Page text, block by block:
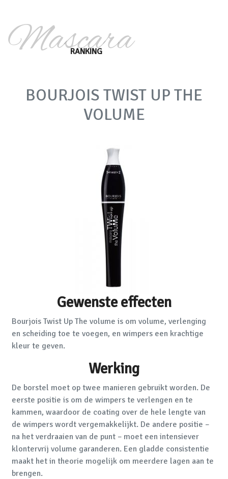
Mascara
RANKING
BOURJOIS TWIST UP THE
VOLUME
Gewenste effecten
Bourjois Twist Up The volume is om volume, verlenging
en scheiding toe te voegen, en wimpers een krachtige
kleur te geven.
Werking
De borstel moet op twee manieren gebruikt worden. De
eerste positie is om de wimpers te verlengen en te
kammen, waardoor de coating over de hele lengte van
de wimpers wordt vergemakkelijkt. De andere positie –
na het verdraaien van de punt – moet een intensiever
klontervrij volume garanderen. Een gladde consistentie
maakt het in theorie mogelijk om meerdere lagen aan te
brengen.